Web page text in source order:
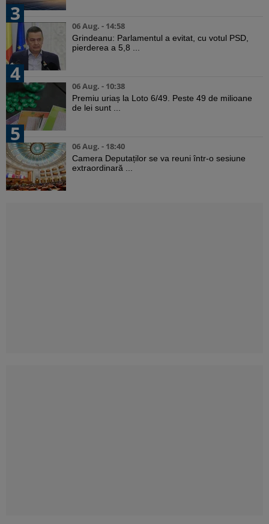
3
06 Aug. - 14:58
Grindeanu: Parlamentul a evitat, cu votul PSD,
pierderea a 5,8 ...
4
06 Aug. - 10:38
Premiu uriaș la Loto 6/49. Peste 49 de milioane
de lei sunt ...
5
06 Aug. - 18:40
Camera Deputaților se va reuni într-o sesiune
extraordinară ...